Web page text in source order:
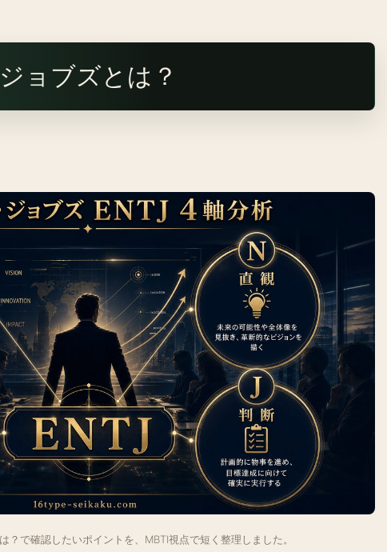
ョブズとは？
？で確認したいポイントを、MBTI視点で短く整理しました。